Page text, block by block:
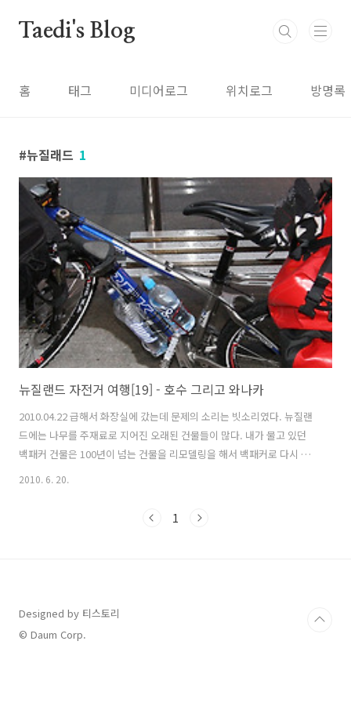
Taedi's Blog
홈 태그 미디어로그 위치로그 방명록
뉴질래드 1
뉴질랜드 자전거 여행[19] - 호수 그리고 와나카
2010.04.22 급해서 화장실에 갔는데 문제의 소리는 빗소리였다. 뉴질랜
드에는 나무를 주재료로 지어진 오래된 건물들이 많다. 내가 물고 있던
백패커 건물은 100년이 넘는 건물을 리모델링을 해서 백패커로 다시 오
픈했다. 빗물이 벽틈으로 타고 새들어와 일정한 주기로 들리는 소리였다.
수 없었다. 화장실쪽에는 막고 있는 건물이 없어서 밖을 볼 수 가 있었느
2010. 6. 20.
1
Designed by 티스토리
© Daum Corp.